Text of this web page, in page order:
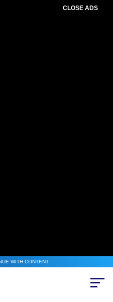
CLOSE ADS
WITH CONTENT